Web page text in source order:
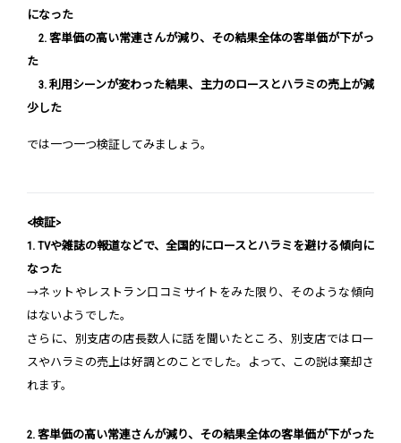
になった
2. 客単価の高い常連さんが減り、その結果全体の客単価が下がっ
た
3. 利用シーンが変わった結果、主力のロースとハラミの売上が減
少した
では一つ一つ検証してみましょう。
<検証>
1. TVや雑誌の報道などで、全国的にロースとハラミを避ける傾向に
なった
→ネットやレストラン口コミサイトをみた限り、そのような傾向
はないようでした。
さらに、別支店の店長数人に話を聞いたところ、別支店ではロー
スやハラミの売上は好調とのことでした。よって、この説は棄却さ
れます。
2. 客単価の高い常連さんが減り、その結果全体の客単価が下がった